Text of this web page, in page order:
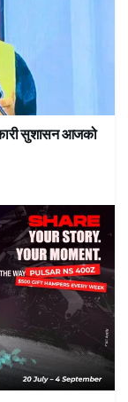
सुशासन आजको